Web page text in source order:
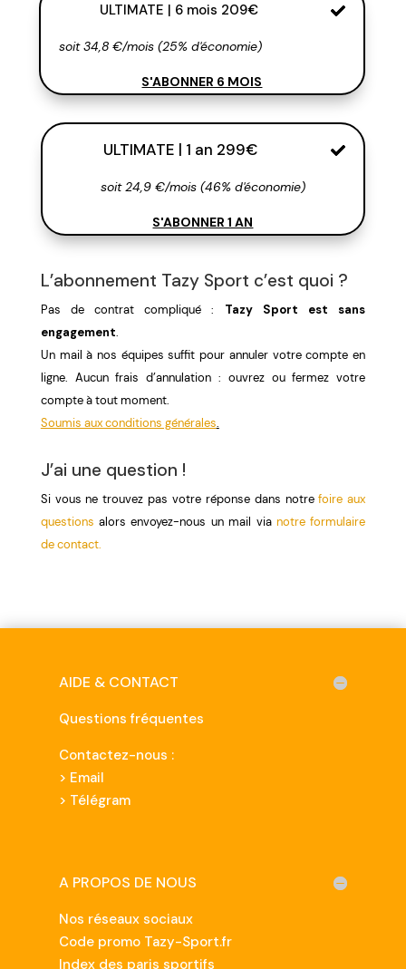
ULTIMATE | 6 mois 209€
soit 34,8 €/mois (25% d'économie)
S'ABONNER 6 MOIS
ULTIMATE | 1 an 299€
soit 24,9 €/mois (46% d'économie)
S'ABONNER 1 AN
L’abonnement Tazy Sport c’est quoi ?
Pas de contrat compliqué : Tazy Sport est sans
engagement.
Un mail à nos équipes suffit pour annuler votre compte en
ligne. Aucun frais d’annulation : ouvrez ou fermez votre
compte à tout moment.
Soumis aux conditions générales.
J’ai une question !
Si vous ne trouvez pas votre réponse dans notrefoire aux
questions alors envoyez-nous un mail via notre formulaire
de contact.
AIDE & CONTACT
Questions fréquentes
Contactez-nous :
> Email
> Télégram
A PROPOS DE NOUS
Nos réseaux sociaux
Code promo Tazy-Sport.fr
Index des paris sportifs